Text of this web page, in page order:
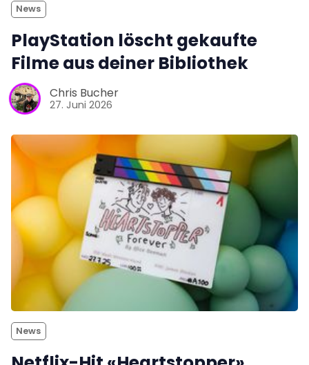
News
PlayStation löscht gekaufte
Filme aus deiner Bibliothek
Chris Bucher
27. Juni 2026
News